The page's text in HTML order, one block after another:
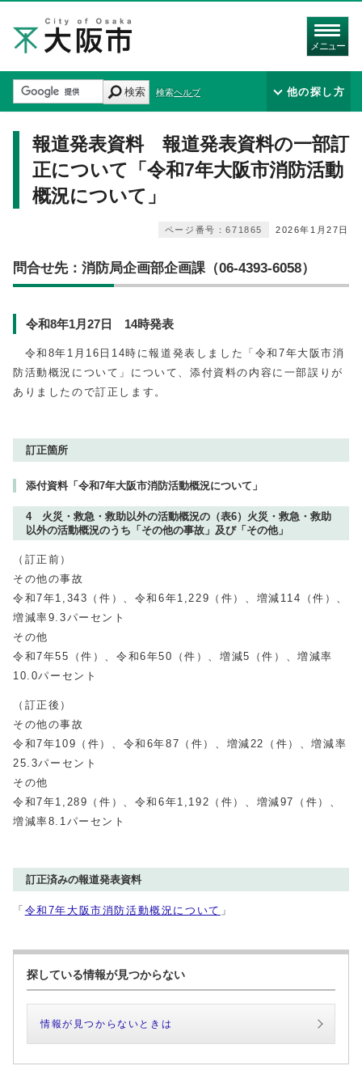
メニュー
検索 検索ヘルプ 他の探し方
報道発表資料 報道発表資料の一部訂
正について「令和7年大阪市消防活動
概況について」
2026年1月27日
ページ番号：671865
問合せ先：消防局企画部企画課（06-4393-6058）
令和8年1月27日 14時発表
令和8年1月16日14時に報道発表しました「令和7年大阪市消
防活動概況について」について、添付資料の内容に一部誤りが
ありましたので訂正します。
訂正箇所
添付資料「令和7年大阪市消防活動概況について」
4 火災・救急・救助以外の活動概況の（表6）火災・救急・救助
以外の活動概況のうち「その他の事故」及び「その他」
（訂正前）
その他の事故
令和7年1,343（件）、令和6年1,229（件）、増減114（件）、
増減率9.3パーセント
その他
令和7年55（件）、令和6年50（件）、増減5（件）、増減率
10.0パーセント
（訂正後）
その他の事故
令和7年109（件）、令和6年87（件）、増減22（件）、増減率
25.3パーセント
その他
令和7年1,289（件）、令和6年1,192（件）、増減97（件）、
増減率8.1パーセント
訂正済みの報道発表資料
「 令和7年大阪市消防活動概況について 」
探している情報が見つからない
情報が見つからないときは